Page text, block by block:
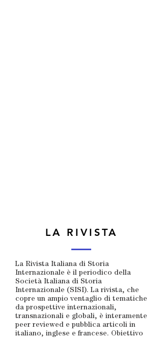
LA RIVISTA
La Rivista Italiana di Storia
Internazionale è il periodico della
Società Italiana di Storia
Internazionale (SISI). La rivista, che
copre un ampio ventaglio di tematiche
da prospettive internazionali,
transnazionali e globali, è interamente
peer reviewed e pubblica articoli in
italiano, inglese e francese. Obiettivo